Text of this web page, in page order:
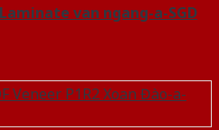
van ngang-a-SGD